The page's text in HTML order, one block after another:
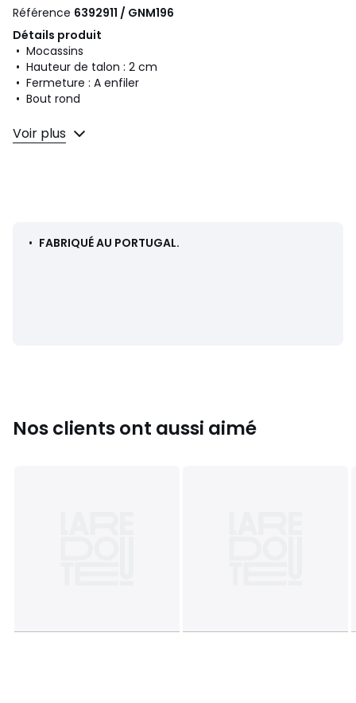
Référence 6392911 / GNM196
Détails produit
• Mocassins
• Hauteur de talon : 2 cm
• Fermeture : A enfiler
• Bout rond
Composition et Entretien
• Dessus/Tige : 100% cuir
Voir plus
• FABRIQUÉ AU PORTUGAL.
Nos clients ont aussi aimé